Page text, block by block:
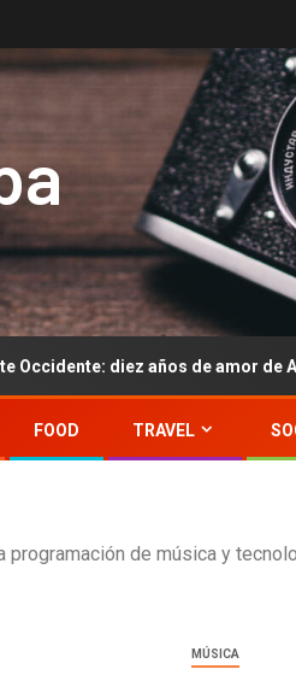
años de amor de Antonio
FOOD TRAVEL
de música y
MÚSICA